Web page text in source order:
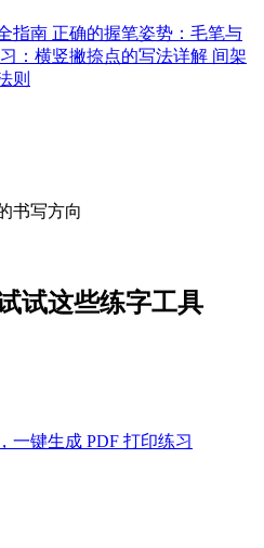
指南 正确的握笔姿势：毛笔与
：横竖撇捺点的写法详解 间架
则
书写方向
试这些练字工具
一键生成 PDF 打印练习